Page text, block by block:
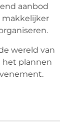
aanbod
makkelijker
wereld van
het plannen